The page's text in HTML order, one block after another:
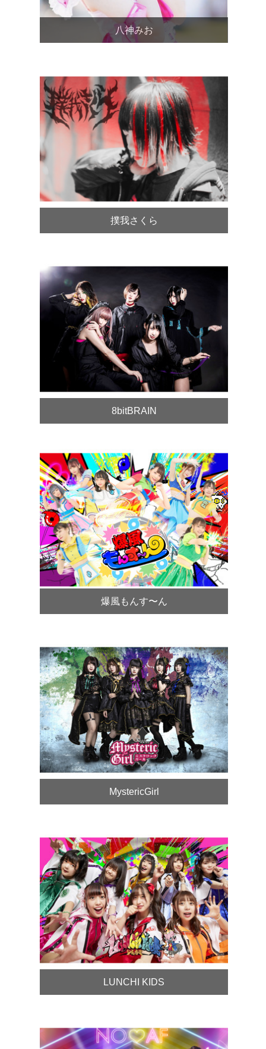
八神みお
撲我さくら
8bitBRAIN
爆風もんす〜ん
MystericGirl
LUNCHI KIDS